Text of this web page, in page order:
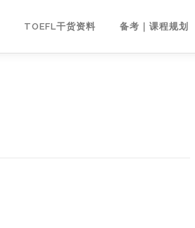
TOEFL干货资料 备考｜课程规划